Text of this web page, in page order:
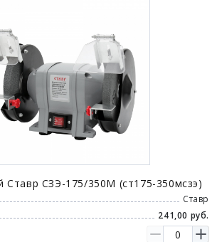
Ставр СЗЭ-175/350М (ст175-350мсзэ)
Ставр
241,00 руб.